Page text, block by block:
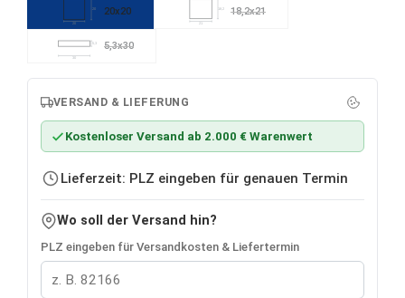
20
20 20x20
21
18,2 18,2x21
5,3x30
VERSAND & LIEFERUNG
Kostenloser Versand ab 2.000 € Warenwert
Lieferzeit: PLZ eingeben für genauen Termin
Wo soll der Versand hin?
PLZ eingeben für Versandkosten & Liefertermin